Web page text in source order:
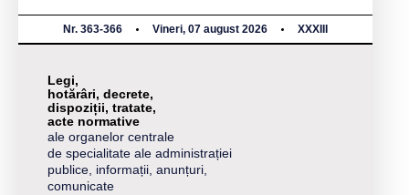
Nr. 363-366 Vineri, 07 august 2026 XXXIII
Legi,
hotărâri, decrete,
dispoziții, tratate,
acte normative
ale organelor centrale
de specialitate ale administrației
publice, informații, anunțuri,
comunicate